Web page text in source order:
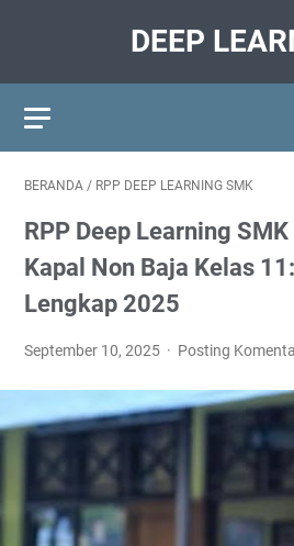
DEEP
BERANDA / RPP DEEP LEARNING SMK
RPP Deep Learning
Kapal Non Baja Kelas
Lengkap 2025
September 10, 2025 Posting